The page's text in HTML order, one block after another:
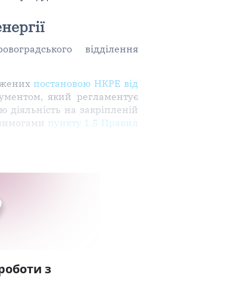
відділення
постановою НКРЕ від
який регламентує
на закріпленій
пункту 1.5 Правил
з